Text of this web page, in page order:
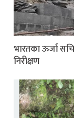
भारतका ऊर्जा
निरीक्षण